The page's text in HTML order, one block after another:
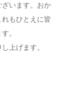
います。おか
もひとえに皆
。
上げます。